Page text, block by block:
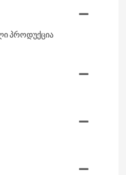
პროდუქცია